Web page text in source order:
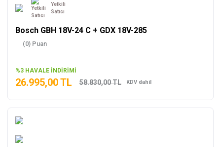
Yetkili
Satıcı
Bosch GBH 18V-24 C + GDX 18V-285
(0) Puan
%3 HAVALE İNDİRİMİ
26.995,00 TL 58.830,00 TL KDV dahil